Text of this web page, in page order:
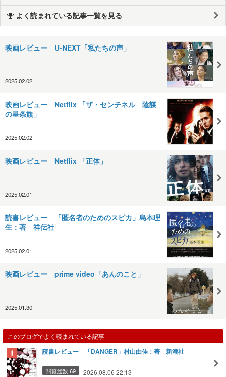
よく読まれている記事一覧を見る
映画レビュー U-NEXT「私たちの声」
2025.02.02
映画レビュー Netflix 「ザ・センチネル 陰謀
の星条旗」
2025.02.02
映画レビュー Netflix 「正体」
2025.02.01
読書レビュー 「匿名者のためのスピカ」島本理
生：著 祥伝社
2025.02.01
映画レビュー prime video「あんのこと」
2025.01.30
このブログでよく読まれている記事
読書レビュー 「DANGER」村山由佳：著 新潮社
閲覧総数 69 2026.08.06 22:13